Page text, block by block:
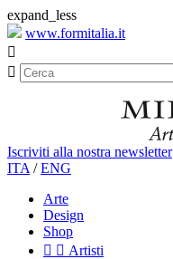
expand_less
www.formitalia.it


Iscriviti alla nostra newsletter
ITA /ENG
Arte
Design
Shop
  Artisti